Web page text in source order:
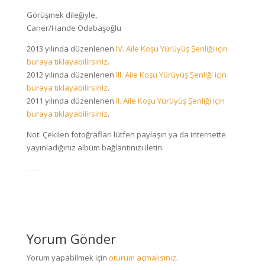
Görüşmek dileğiyle,
Caner/Hande Odabaşoğlu
2013 yılında düzenlenen IV. Aile Koşu Yürüyüş Şenliği için
buraya tıklayabilirsiniz.
2012 yılında düzenlenen III. Aile Koşu Yürüyüş Şenliği için
buraya tıklayabilirsiniz.
2011 yılında düzenlenen II. Aile Koşu Yürüyüş Şenliği için
buraya tıklayabilirsiniz.
Not: Çekilen fotoğrafları lütfen paylaşın ya da internette
yayınladığınız albüm bağlantınızı iletin.
Yorum Gönder
Yorum yapabilmek için oturum açmalısınız.